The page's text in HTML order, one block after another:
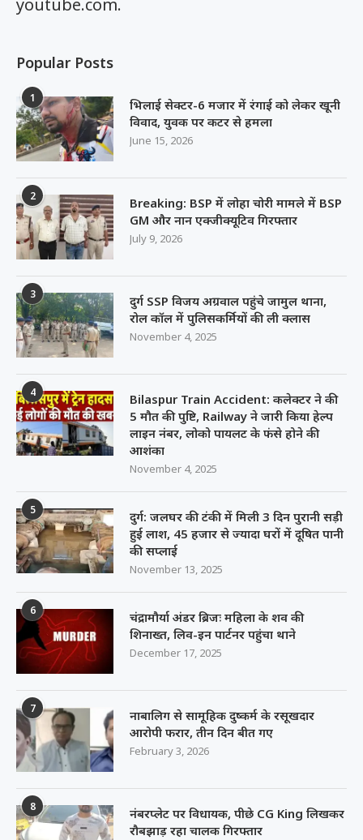
youtube.com.
Popular Posts
1
भिलाई सेक्टर-6 मजार में रंगाई को लेकर खूनी
विवाद, युवक पर कटर से हमला
June 15, 2026
2
Breaking: BSP में लोहा चोरी मामले में BSP
GM और नान एक्जीक्यूटिव गिरफ्तार
July 9, 2026
3
दुर्ग SSP विजय अग्रवाल पहुंचे जामुल थाना,
रोल कॉल में पुलिसकर्मियों की ली क्लास
November 4, 2025
4
Bilaspur Train Accident: कलेक्टर ने की
5 मौत की पुष्टि, Railway ने जारी किया हेल्प
लाइन नंबर, लोको पायलट के फंसे होने की
आशंका
November 4, 2025
5
दुर्ग: जलघर की टंकी में मिली 3 दिन पुरानी सड़ी
हुई लाश, 45 हजार से ज्यादा घरों में दूषित पानी
की सप्लाई
November 13, 2025
6
चंद्रामौर्या अंडर ब्रिजः महिला के शव की
शिनाख्त, लिव-इन पार्टनर पहुंचा थाने
December 17, 2025
7
नाबालिग से सामूहिक दुष्कर्म के रसूखदार
आरोपी फरार, तीन दिन बीत गए
February 3, 2026
8
नंबरप्लेट पर विधायक, पीछे CG King लिखकर
रौबझाड़ रहा चालक गिरफ्तार